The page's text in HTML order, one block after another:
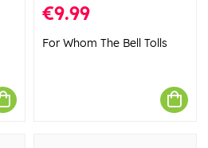
€9.99
For Whom The Bell Tolls